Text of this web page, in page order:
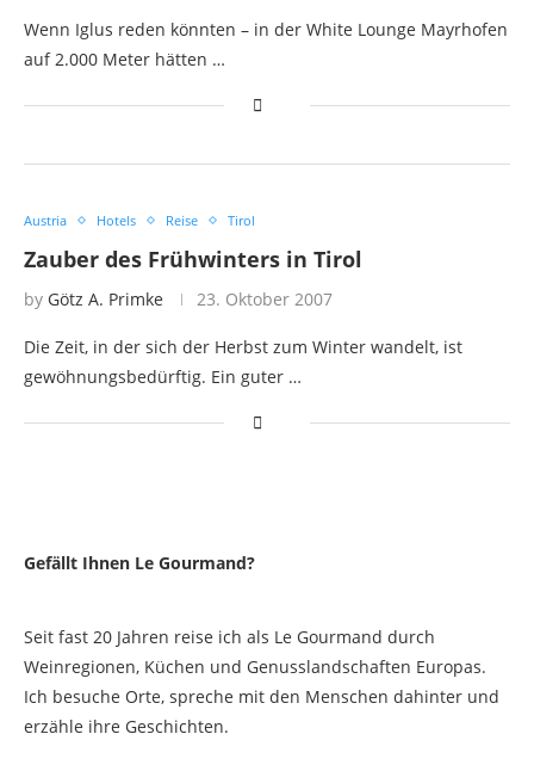
Wenn Iglus reden könnten – in der White Lounge Mayrhofen
auf 2.000 Meter hätten …
Austria Hotels Reise Tirol
Zauber des Frühwinters in Tirol
by Götz A. Primke 23. Oktober 2007
Die Zeit, in der sich der Herbst zum Winter wandelt, ist
gewöhnungsbedürftig. Ein guter …
Gefällt Ihnen Le Gourmand?
Seit fast 20 Jahren reise ich als Le Gourmand durch
Weinregionen, Küchen und Genusslandschaften Europas.
Ich besuche Orte, spreche mit den Menschen dahinter und
erzähle ihre Geschichten.